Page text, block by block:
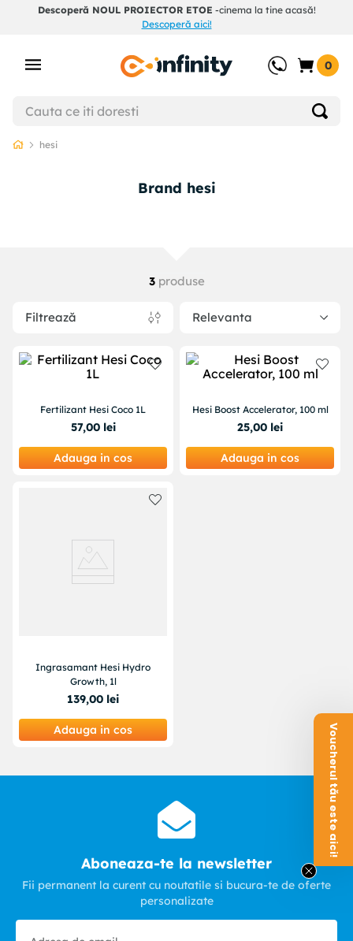
Descoperă NOUL PROIECTOR ETOE -cinema la tine acasă!
Descoperă aici!
0
hesi
Brand hesi
3 produse
Filtrează Relevanta
Fertilizant Hesi Coco 1L
57,00 lei
Adauga in cos
Hesi Boost Accelerator, 100 ml
25,00 lei
Adauga in cos
Ingrasamant Hesi Hydro
Growth, 1l
139,00 lei
Adauga in cos
Aboneaza-te la newsletter
Fii permanent la curent cu noutatile si bucura-te de oferte
personalizate
Voucherul tău este aici!